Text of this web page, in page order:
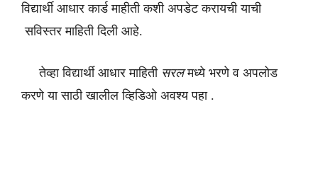
विद्यार्थी आधार कार्ड माहीती कशी अपडेट करायची याची
सविस्तर माहिती दिली आहे.
तेव्हा विद्यार्थी आधार माहिती सरलमध्ये भरणे व अपलोड
करणे या साठी खालील व्हिडिओ अवश्य पहा .